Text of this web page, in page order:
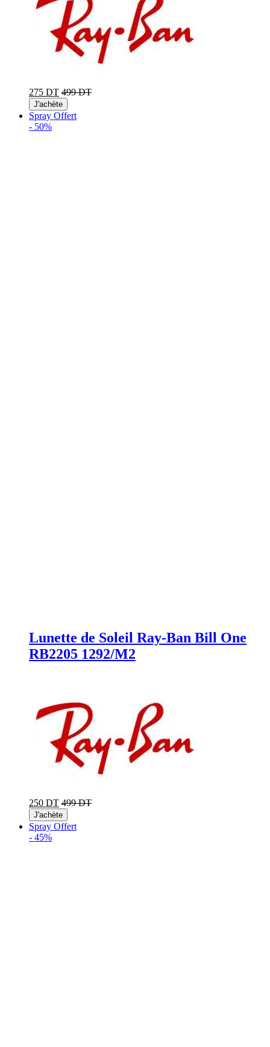
275 DT 499 DT
J'achète
Spray Offert
- 50%
Lunette de Soleil Ray-Ban Bill One
RB2205 1292/M2
250 DT 499 DT
J'achète
Spray Offert
- 45%